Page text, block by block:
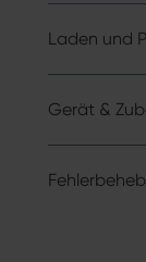
Laden und
Gerät &